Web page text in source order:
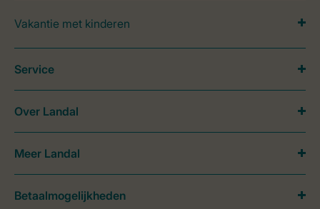
Vakantie met kinderen
Service
Over Landal
Meer Landal
Betaalmogelijkheden